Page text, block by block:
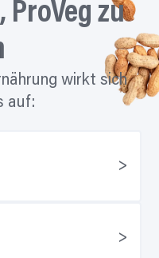
ProVeg zu
wirkt sich
auf: